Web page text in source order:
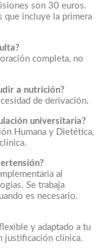
son 30 euros.
que incluye la primera
completa, no
a nutrición?
de derivación.
universitaria?
Humana y Dietética,
al
Se trabaja
es necesario.
y adaptado a tu
justificación clínica.